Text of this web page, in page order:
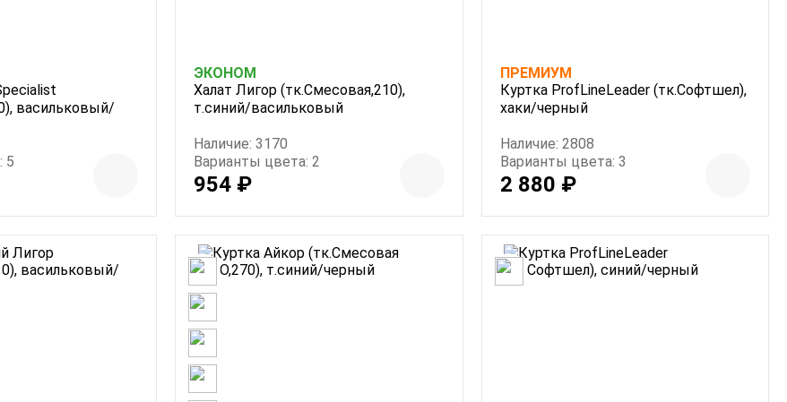
васильковый/
5
ЭКОНОМ
Халат Лигор (тк.Смесовая,210),
т.синий/васильковый
Наличие: 3170
Варианты цвета: 2
954 ₽
ПРЕМИУМ
Куртка ProfLineLeader (тк.Софтшел),
хаки/черный
Наличие: 2808
Варианты цвета: 3
2 880 ₽